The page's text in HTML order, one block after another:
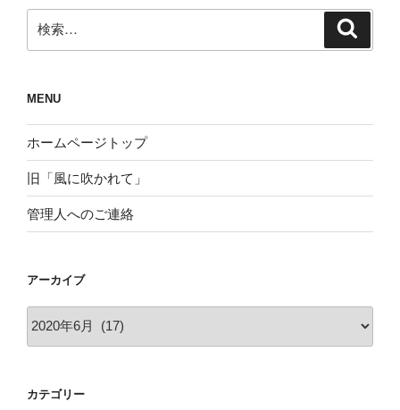
索:
MENU
ホームページトップ
旧「風に吹かれて」
管理人へのご連絡
アーカイブ
ブ
カテゴリー